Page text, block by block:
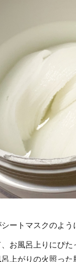
ートマスクのよ
お風呂上りにぴ
上がりの火照っ